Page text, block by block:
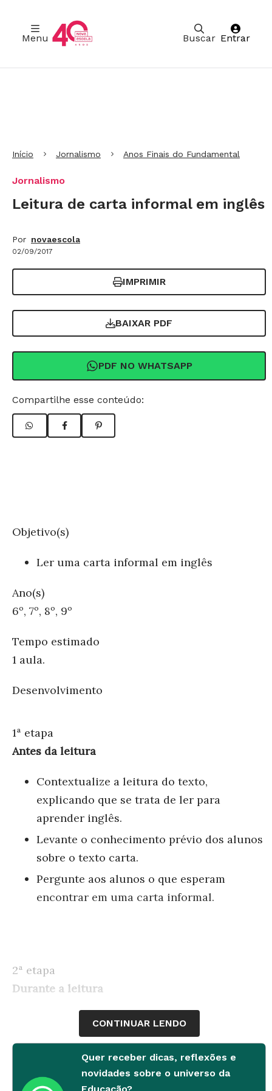
Buscar
Menu Entrar
Início Jornalismo Anos Finais do Fundamental
Jornalismo
Leitura de carta informal em inglês
Por novaescola
02/09/2017
IMPRIMIR
BAIXAR PDF
PDF NO WHATSAPP
Compartilhe esse conteúdo:
Objetivo(s)
Ler uma carta informal em inglês
Ano(s)
6º, 7º, 8º, 9º
Tempo estimado
1 aula.
Desenvolvimento
1ª etapa
Antes da leitura
Contextualize a leitura do texto,
explicando que se trata de ler para
aprender inglês.
Levante o conhecimento prévio dos alunos
sobre o texto carta.
Pergunte aos alunos o que esperam
encontrar em uma carta informal.
2ª etapa
Durante a leitura
Peça que os alunos identifiquem os
elementos que compõem o texto (endereço,
data, saudação, corpo do texto, conclusão
e assinatura).
CONTINUAR LENDO
Quer receber dicas, reflexões e
novidades sobre o universo da